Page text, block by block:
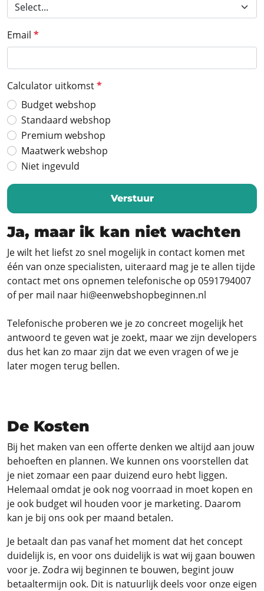
Email *
Calculator uitkomst*
Budget webshop
Standaard webshop
Premium webshop
Maatwerk webshop
Niet ingevuld
Verstuur
Ja, maar ik kan niet wachten
Je wilt het liefst zo snel mogelijk in contact komen met
één van onze specialisten, uiteraard mag je te allen tijde
contact met ons opnemen telefonische op 0591794007
of per mail naar hi@eenwebshopbeginnen.nl
Telefonische proberen we je zo concreet mogelijk het
antwoord te geven wat je zoekt, maar we zijn developers
dus het kan zo maar zijn dat we even vragen of we je
later mogen terug bellen.
De Kosten
Bij het maken van een offerte denken we altijd aan jouw
behoeften en plannen. We kunnen ons voorstellen dat
je niet zomaar een paar duizend euro hebt liggen.
Helemaal omdat je ook nog voorraad in moet kopen en
je ook budget wil houden voor je marketing. Daarom
kan je bij ons ook per maand betalen.
Je betaalt dan pas vanaf het moment dat het concept
duidelijk is, en voor ons duidelijk is wat wij gaan bouwen
voor je. Zodra wij beginnen te bouwen, begint jouw
betaaltermijn ook. Dit is natuurlijk deels voor onze eigen